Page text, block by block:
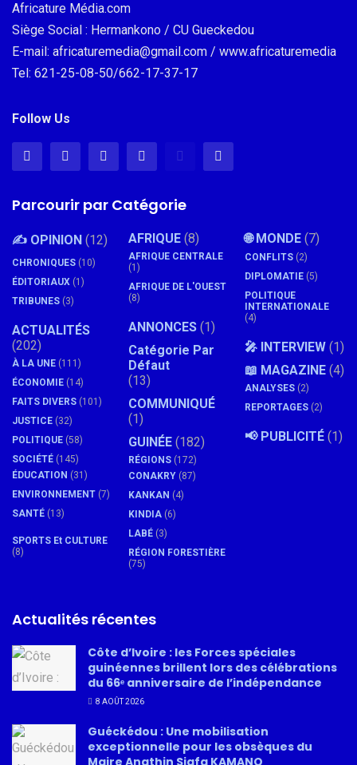
Africature Média.com
Siège Social : Hermankono / CU Gueckedou
E-mail: africaturemedia@gmail.com / www.africaturemedia
Tel: 621-25-08-50/662-17-37-17
Follow Us
Parcourir par Catégorie
✍️ OPINION (12)
CHRONIQUES (10)
ÉDITORIAUX (1)
TRIBUNES (3)
ACTUALITÉS
(202)
À LA UNE (111)
ÉCONOMIE (14)
FAITS DIVERS (101)
JUSTICE (32)
POLITIQUE (58)
SOCIÉTÉ (145)
ÉDUCATION (31)
ENVIRONNEMENT (7)
SANTÉ (13)
SPORTS Et CULTURE
(8)
AFRIQUE (8)
AFRIQUE CENTRALE
(1)
AFRIQUE DE L'OUEST
(8)
ANNONCES (1)
Catégorie Par
Défaut
(13)
COMMUNIQUÉ
(1)
GUINÉE (182)
RÉGIONS (172)
CONAKRY (87)
KANKAN (4)
KINDIA (6)
LABÉ (3)
RÉGION FORESTIÈRE
(75)
🌐 MONDE (7)
CONFLITS (2)
DIPLOMATIE (5)
POLITIQUE
INTERNATIONALE
(4)
🎤 INTERVIEW (1)
📖 MAGAZINE (4)
ANALYSES (2)
REPORTAGES (2)
📢 PUBLICITÉ (1)
Actualités récentes
Côte d’Ivoire : les Forces spéciales
guinéennes brillent lors des célébrations
du 66ᵉ anniversaire de l’indépendance
8 AOÛT 2026
Guéckédou : Une mobilisation
exceptionnelle pour les obsèques du